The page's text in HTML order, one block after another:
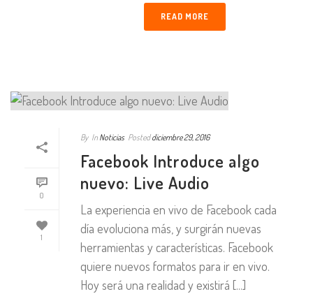
READ MORE
0
1
By In Noticias Posted diciembre 29, 2016
Facebook Introduce algo
nuevo: Live Audio
La experiencia en vivo de Facebook cada
día evoluciona más, y surgirán nuevas
herramientas y características. Facebook
quiere nuevos formatos para ir en vivo.
Hoy será una realidad y existirá [...]